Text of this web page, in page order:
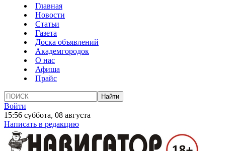
Главная
Новости
Статьи
Газета
Доска объявлений
Академгородок
О нас
Афиша
Прайс
Войти
15:56 суббота, 08 августа
Написать в редакцию